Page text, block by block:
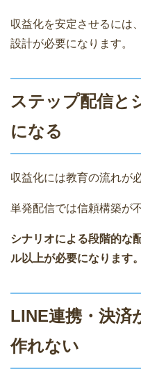
収益化を安定させるには
設計が必要になります。
ステップ配信と
になる
収益化には教育の流れが
単発配信では信頼構築が
シナリオによる段階的な
ル以上が必要になります。
LINE連携・決済
作れない